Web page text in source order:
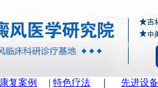
康复案例 | 特色疗法 先进设备